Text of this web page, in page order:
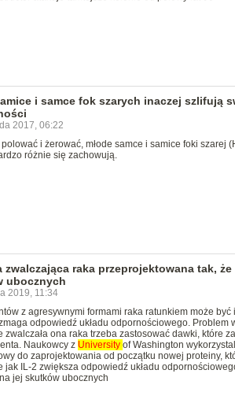
i samce fok szarych inaczej szlifują
2017, 06:22
i żerować, młode samce i samice foki szarej
różnie się zachowują.
zwalczająca raka przeprojektowana tak, że
ubocznych
2019, 11:34
z agresywnymi formami raka ratunkiem może być
odpowiedź układu odpornościowego. Problem
zwalczała ona raka trzeba zastosować dawki, które
Naukowcy z University of Washington
do zaprojektowania od początku nowej proteiny,
jak IL-2 zwiększa odpowiedź układu
jej skutków ubocznych